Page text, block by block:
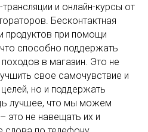
и онлайн-курсы от
Бесконтактная
продуктов при помощи
способно поддержать
в магазин. Это не
свое самочувствие и
но и поддержать
лучшее, что мы можем
это не навещать их и